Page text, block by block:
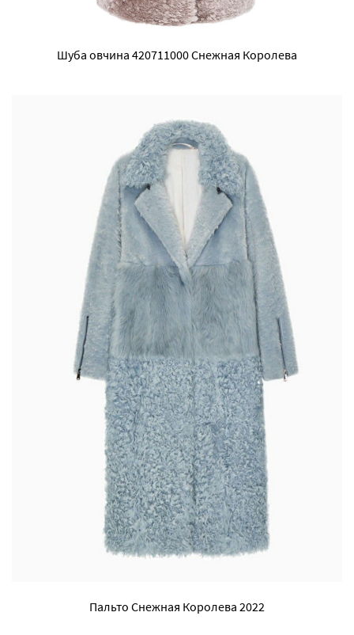
Шуба овчина 420711000 Снежная Королева
Пальто Снежная Королева 2022